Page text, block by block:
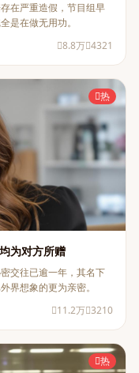
在严重造假，节目组早
是在做无用功。
8.8万 4321
热
为对方所赠
交往已逾一年，其名下
界想象的更为亲密。
11.2万 3210
热